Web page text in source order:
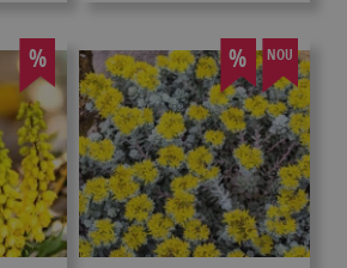
% % NOU